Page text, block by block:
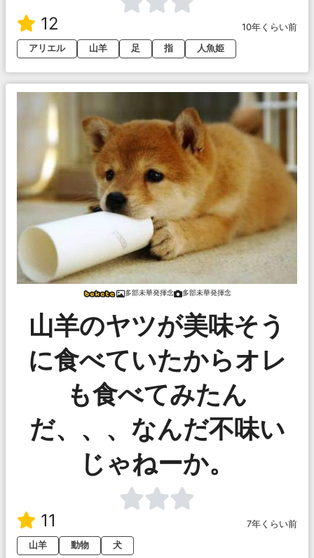
12
10年くらい前
アリエル
山羊 足 指 人魚姫
多部未華発揮念 多部未華発揮念
山羊のヤツが美味そう
に食べていたからオレ
も食べてみたん
だ、、、なんだ不味い
じゃねーか。
11
7年くらい前
山羊
動物 犬